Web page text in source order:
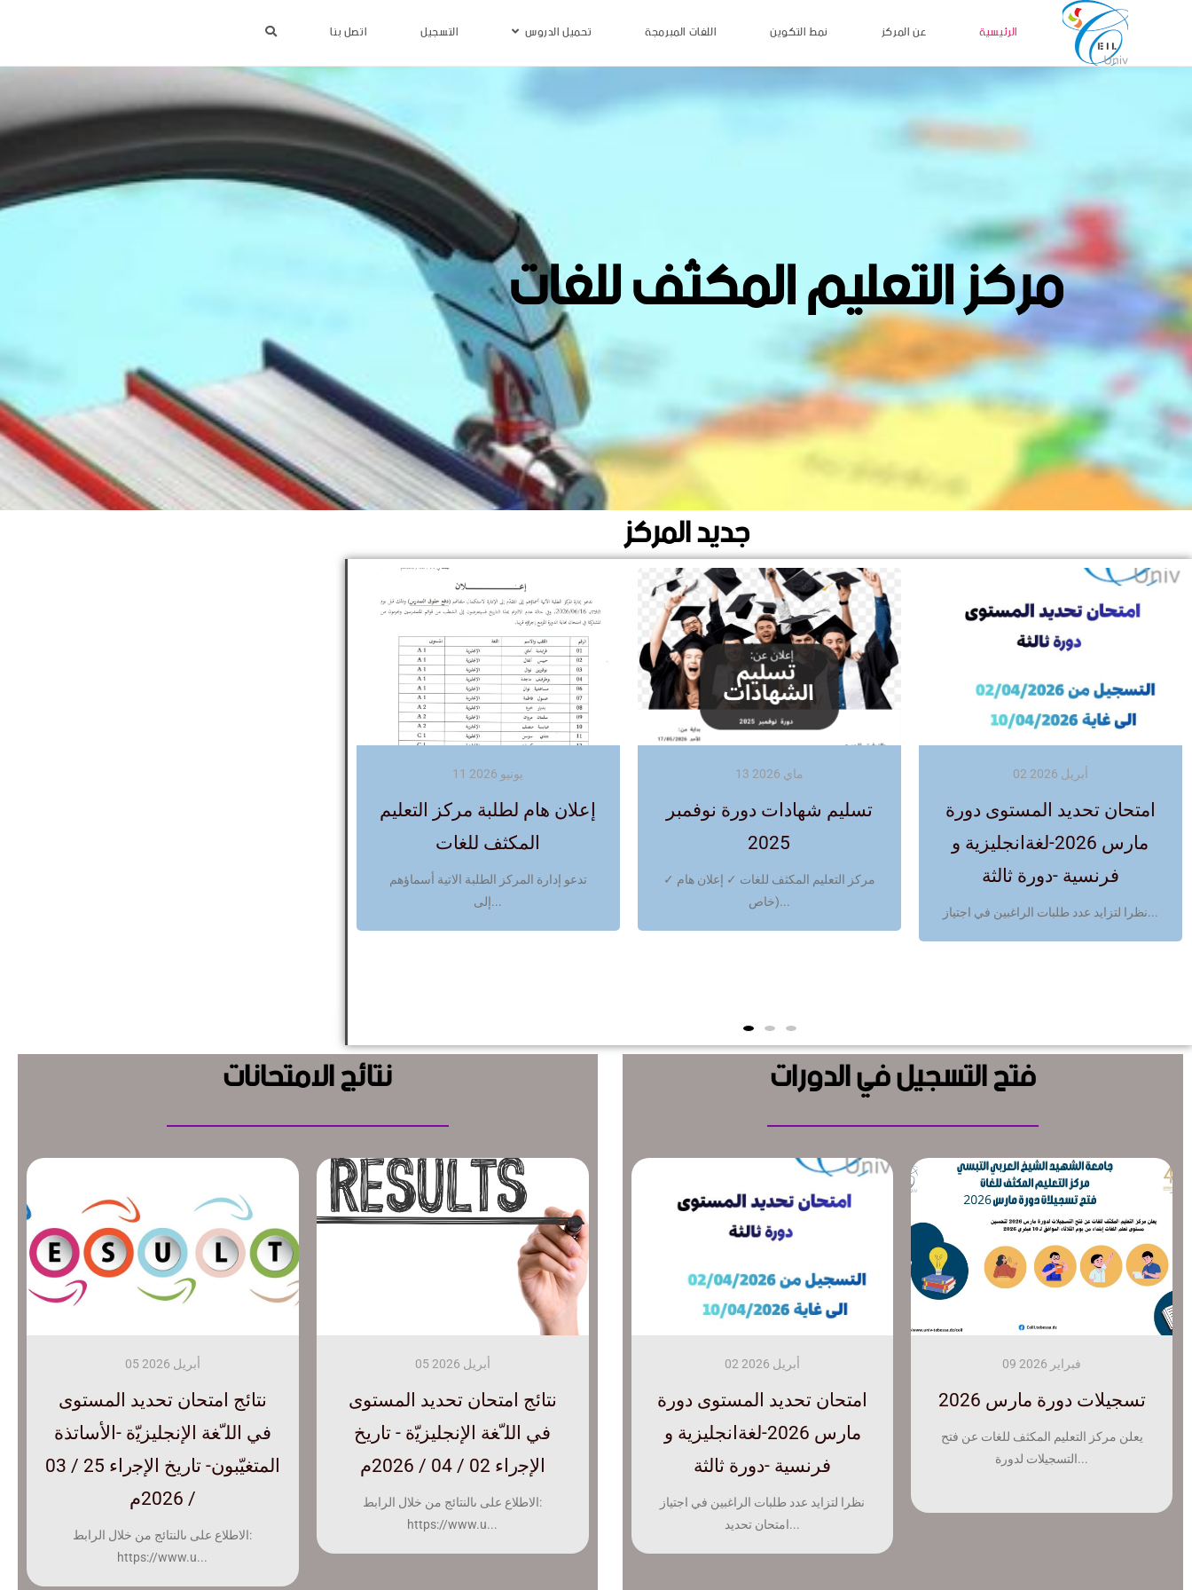
الرئيسية عن المركز نمط التكوين اللغات المبرمجة تحميل الدروس التسجيل اتصل بنا
مركز التعليم المكثف للغات
جديد المركز
11 يونيو 2026
إعلان هام لطلبة مركز التعليم
المكثف للغات
تدعو إدارة المركز الطلبة الاتية أسماؤهم
إلى...
13 ماي 2026
تسليم شهادات دورة نوفمبر
2025
✓ مركز التعليم المكثف للغات ✓ إعلان هام
(خاص...
02 أبريل 2026
امتحان تحديد المستوى دورة
مارس 2026-لغةانجليزية و
فرنسية -دورة ثالثة
نظرا لتزايد عدد طلبات الراغبين في اجتياز...
فتح التسجيل في الدورات
امتحان تحديد المستوى دورة
مارس 2026-لغةانجليزية و
فرنسية - دورة ثانية
إعلان خاص بإمتحان تحديد المستوى -دورة
امتحان تحديد المستوى دورة
مارس 2026-لغةانجليزية و
فرنسية
إعلان خاص بإمتحان تحديد المستوى -دورة
02 أبريل 2026
امتحان تحديد المستوى دورة
مارس 2026-لغةانجليزية و
فرنسية -دورة ثالثة
نظرا لتزايد عدد طلبات الراغبين في اجتياز
امتحان تحديد...
09 فبراير 2026
تسجيلات دورة مارس 2026
يعلن مركز التعليم المكثف للغات عن فتح
التسجيلات لدورة...
نتائج الامتحانات
05 أبريل 2026
ﻧﺘﺎﺋﺞ اﻣﺘﺤﺎن ﺗﺤﺪﯾﺪ اﻟﻤﺴﺘﻮى
ﻓﻲ اﻟﻠ ّﻐﺔ اﻹﻧﺠﻠﯿﺰﯾّة -اﻷﺳﺎﺗﺬة
اﻟﻤﺘﻐﯿّﺒﻮن- ﺗﺎرﯾﺦ اﻹﺟراء 25 / 03
/ 2026م
الاطلاع على ىالنتائج من خلال الرابط:
https://www.u...
05 أبريل 2026
ﻧﺘﺎﺋﺞ اﻣﺘﺤﺎن ﺗﺤﺪﯾﺪ اﻟﻤﺴﺘﻮى
ﻓﻲ اﻟﻠ ّﻐﺔ اﻹﻧﺠﻠﯿﺰﯾّة - ﺗﺎرﯾﺦ
اﻹﺟراء 02 / 04 / 2026م
الاطلاع على ىالنتائج من خلال الرابط:
https://www.u...
02 أبريل 2026
نتائج إمتحان تحديد المستوى
الخاص بأساتذة جامعة الشهيد
الشيخ العربي التبسي الخاصة
بدورة مارس 2026
الاطلاع على نتائج إمتحان تحديد المستوى الخاص
بأساتذة...
08 فبراير 2025
النتائج النهائية لامتحان تحديد
المستوى دورة فيفري 2025
للاطلاع على نتائج امتحان تحديد المستوى دورة